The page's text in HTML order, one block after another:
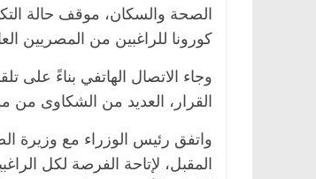
الصحة والسكان، موقف حالة
كورونا للراغبين من المصريين
وجاء الاتصال الهاتفي بناءً على
القرار، العديد من الشكاوى من
واتفق رئيس الوزراء مع وزيرة
المقبل، لإتاحة الفرصة لكل